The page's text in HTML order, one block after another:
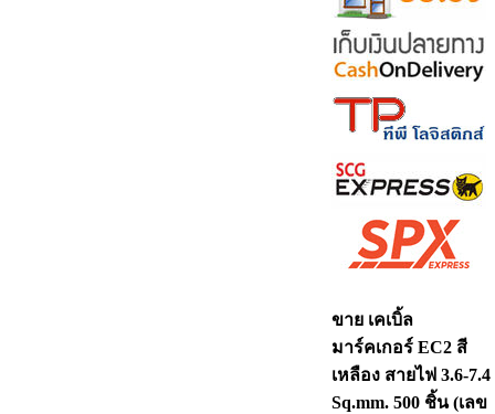
ขาย เคเบิ้ล
มาร์คเกอร์ EC2 สี
เหลือง สายไฟ 3.6-7.4
Sq.mm. 500 ชิ้น (เลข